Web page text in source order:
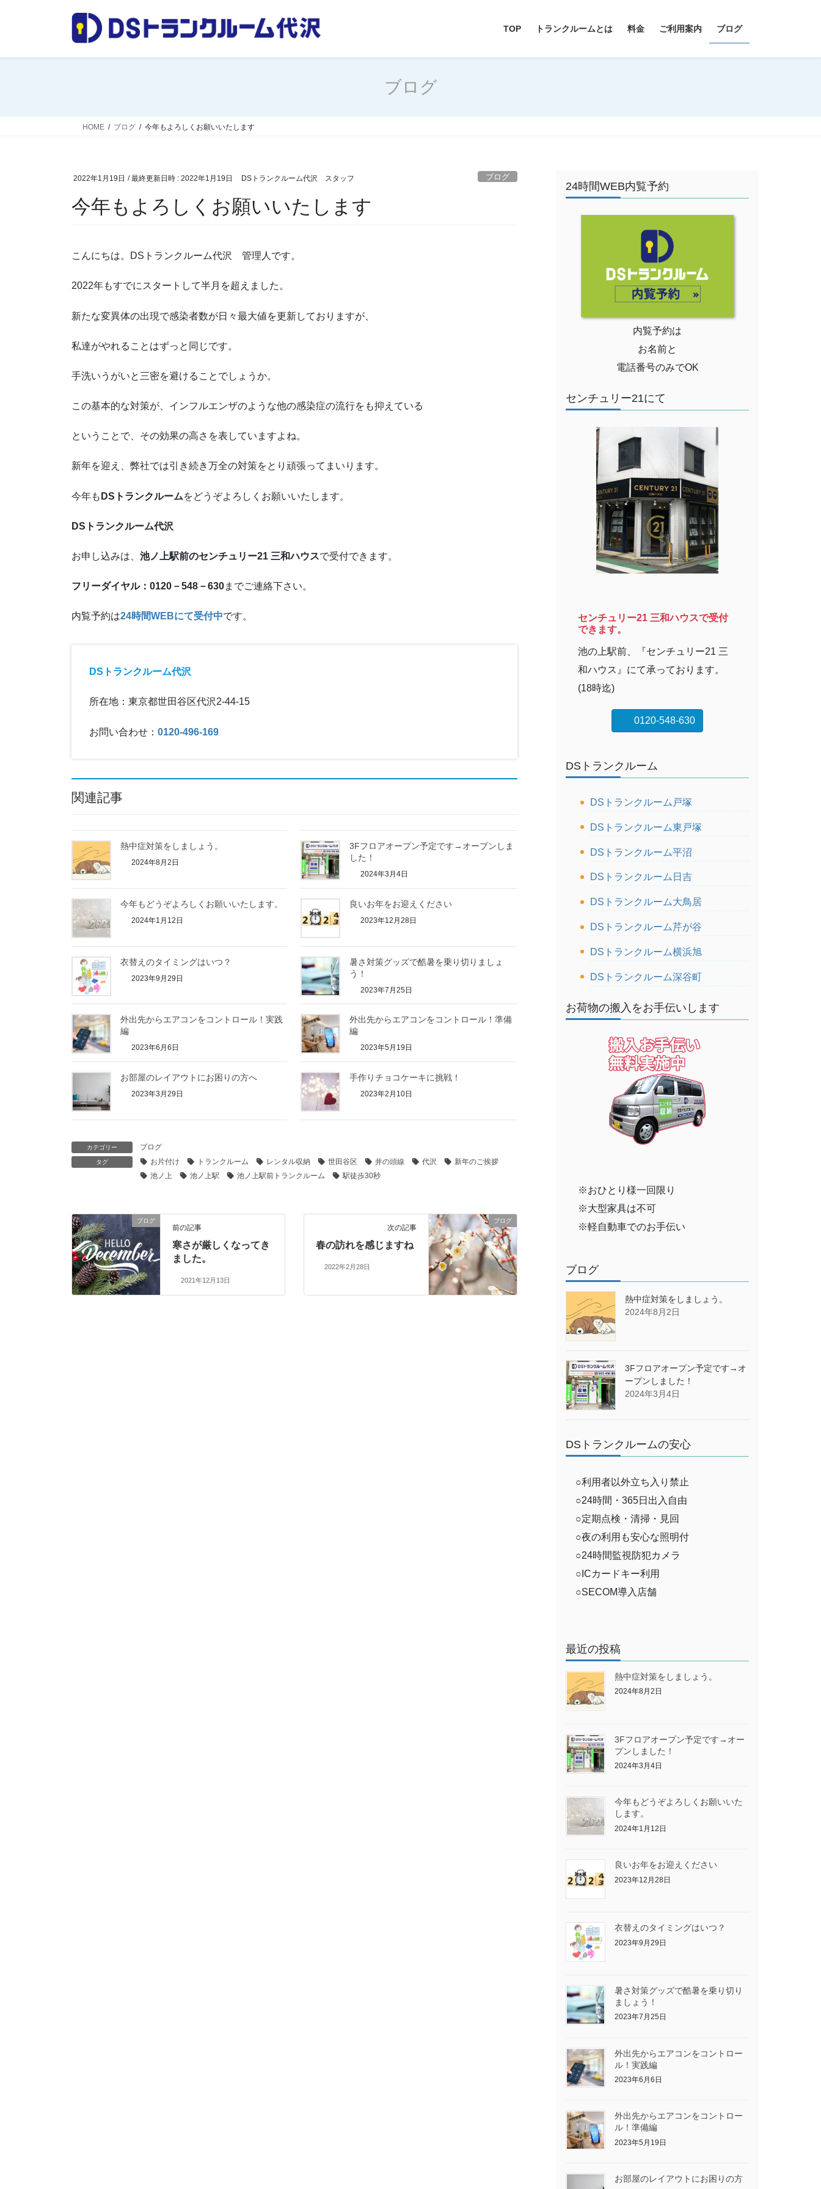
TOP トランクルームとは 料金 ご利用案内 ブログ
ブログ
HOME ブログ 今年もよろしくお願いいたします
2022年1月19日 / 最終更新日時 : 2022年1月19日 DSトランクルーム代沢 スタッフ ブログ
今年もよろしくお願いいたします
こんにちは。DSトランクルーム代沢 管理人です。
2022年もすでにスタートして半月を超えました。
新たな変異体の出現で感染者数が日々最大値を更新しておりますが、
私達がやれることはずっと同じです。
手洗いうがいと三密を避けることでしょうか。
この基本的な対策が、インフルエンザのような他の感染症の流行をも抑えている
ということで、その効果の高さを表していますよね。
新年を迎え、弊社では引き続き万全の対策をとり頑張ってまいります。
今年も DSトランクルームをどうぞよろしくお願いいたします。
DSトランクルーム代沢
お申し込みは、 池ノ上駅前のセンチュリー21 三和ハウスで受付できます。
フリーダイヤル：0120－548－630までご連絡下さい。
内覧予約は24時間WEBにて受付中です。
DSトランクルーム代沢
所在地：東京都世田谷区代沢2-44-15
お問い合わせ： 0120-496-169
関連記事
熱中症対策をしましょう。
2024年8月2日
3Fフロアオープン予定です→オープンしま
した！
2024年3月4日
今年もどうぞよろしくお願いいたします。
2024年1月12日
良いお年をお迎えください
2023年12月28日
衣替えのタイミングはいつ？
2023年9月29日
暑さ対策グッズで酷暑を乗り切りましょ
う！
2023年7月25日
外出先からエアコンをコントロール！実践
編
2023年6月6日
外出先からエアコンをコントロール！準備
編
2023年5月19日
お部屋のレイアウトにお困りの方へ
2023年3月29日
手作りチョコケーキに挑戦！
2023年2月10日
カテゴリー ブログ
タグ お片付け トランクルーム レンタル収納 世田谷区 井の頭線 代沢
新年のご挨拶
池ノ上
池ノ上駅 池ノ上駅前トランクルーム 駅徒歩30秒
ブログ
前の記事
寒さが厳しくなってき
ました。
2021年12月13日
ブログ
次の記事
春の訪れを感じますね
2022年2月28日
24時間WEB内覧予約
内覧予約は
お名前と
電話番号のみでOK
センチュリー21にて
センチュリー21 三和ハウスで受付
できます。
池の上駅前、『センチュリー21 三
和ハウス』にて承っております。
(18時迄)
0120-548-630
DSトランクルーム
DSトランクルーム戸塚
DSトランクルーム東戸塚
DSトランクルーム平沼
DSトランクルーム日吉
DSトランクルーム大鳥居
DSトランクルーム芹が谷
DSトランクルーム横浜旭
DSトランクルーム深谷町
お荷物の搬入をお手伝いします
※おひとり様一回限り
※大型家具は不可
※軽自動車でのお手伝い
ブログ
熱中症対策をしましょう。
2024年8月2日
3Fフロアオープン予定です→オ
ープンしました！
2024年3月4日
DSトランクルームの安心
○利用者以外立ち入り禁止
○24時間・365日出入自由
○定期点検・清掃・見回
○夜の利用も安心な照明付
○24時間監視防犯カメラ
○ICカードキー利用
○SECOM導入店舗
最近の投稿
熱中症対策をしましょう。
2024年8月2日
3Fフロアオープン予定です→オー
プンしました！
2024年3月4日
今年もどうぞよろしくお願いいた
します。
2024年1月12日
良いお年をお迎えください
2023年12月28日
衣替えのタイミングはいつ？
2023年9月29日
暑さ対策グッズで酷暑を乗り切り
ましょう！
2023年7月25日
外出先からエアコンをコントロー
ル！実践編
2023年6月6日
外出先からエアコンをコントロー
ル！準備編
2023年5月19日
お部屋のレイアウトにお困りの方